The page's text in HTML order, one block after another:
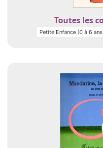
Toutes les
Petite Enfance (0 à 6